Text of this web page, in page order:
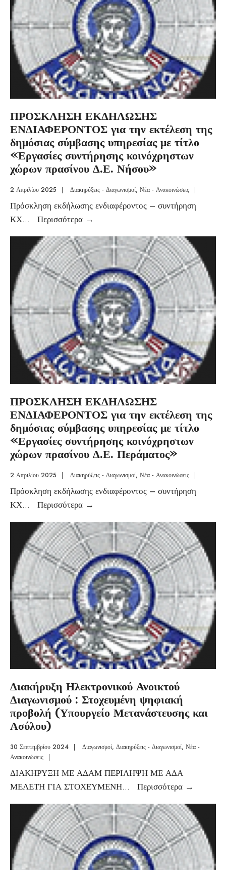
ΠΡΟΣΚΛΗΣΗ ΕΚΔΗΛΩΣΗΣ
ΕΝΔΙΑΦΕΡΟΝΤΟΣ για την εκτέλεση της
δημόσιας σύμβασης υπηρεσίας με τίτλο
«Εργασίες συντήρησης κοινόχρηστων
χώρων πρασίνου Δ.Ε. Νήσου»
2 Απριλίου 2025 | Διακηρύξεις - Διαγωνισμοί, Νέα - Ανακοινώσεις |
Πρόσκληση εκδήλωσης ενδιαφέροντος – συντήρηση
ΚΧ... Περισσότερα →
ΠΡΟΣΚΛΗΣΗ ΕΚΔΗΛΩΣΗΣ
ΕΝΔΙΑΦΕΡΟΝΤΟΣ για την εκτέλεση της
δημόσιας σύμβασης υπηρεσίας με τίτλο
«Εργασίες συντήρησης κοινόχρηστων
χώρων πρασίνου Δ.Ε. Περάματος»
2 Απριλίου 2025 | Διακηρύξεις - Διαγωνισμοί, Νέα - Ανακοινώσεις |
Πρόσκληση εκδήλωσης ενδιαφέροντος – συντήρηση
ΚΧ... Περισσότερα →
Διακήρυξη Ηλεκτρονικού Ανοικτού
Διαγωνισμού : Στοχευμένη ψηφιακή
προβολή (Υπουργείο Μετανάστευσης και
Ασύλου)
30 Σεπτεμβρίου 2024 | Διαγωνισμοί, Διακηρύξεις - Διαγωνισμοί, Νέα -
Ανακοινώσεις
|
ΔΙΑΚΗΡΥΞΗ ΜΕ ΑΔΑΜ ΠΕΡΙΛΗΨΗ ΜΕ ΑΔΑ
ΜΕΛΕΤΗ ΓΙΑ ΣΤΟΧΕΥΜΕΝΗ... Περισσότερα →